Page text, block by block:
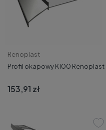
Renoplast
Profil okapowy K100 Renoplast
153,91 zł